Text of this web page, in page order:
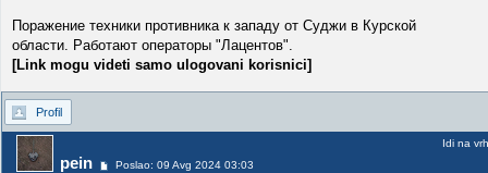
Поражение техники противника к западу от Суджи в Курской
области. Работают операторы "Лацентов".
[Link mogu videti samo ulogovani korisnici]
Profil
pein Poslao: 09 Avg 2024 03:03
Idi na vrh